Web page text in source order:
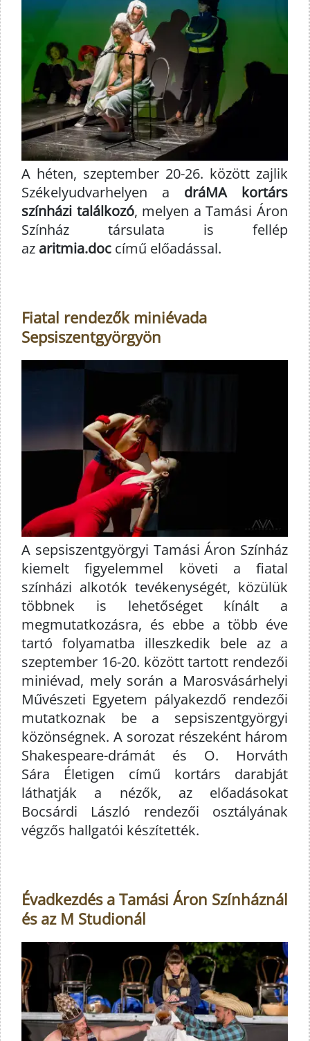
A héten, szeptember 20-26. között zajlik
Székelyudvarhelyen a dráMA kortárs
színházi találkozó, melyen a Tamási Áron
Színház társulata is fellép
az aritmia.doc című előadással.
Fiatal rendezők miniévada
Sepsiszentgyörgyön
A sepsiszentgyörgyi Tamási Áron Színház
kiemelt figyelemmel követi a fiatal
színházi alkotók tevékenységét, közülük
többnek is lehetőséget kínált a
megmutatkozásra, és ebbe a több éve
tartó folyamatba illeszkedik bele az a
szeptember 16-20. között tartott rendezői
miniévad, mely során a Marosvásárhelyi
Művészeti Egyetem pályakezdő rendezői
mutatkoznak be a sepsiszentgyörgyi
közönségnek. A sorozat részeként három
Shakespeare-drámát és O. Horváth
Sára Életigen című kortárs darabját
láthatják a nézők, az előadásokat
Bocsárdi László rendezői osztályának
végzős hallgatói készítették.
Évadkezdés a Tamási Áron Színháznál
és az M Studionál